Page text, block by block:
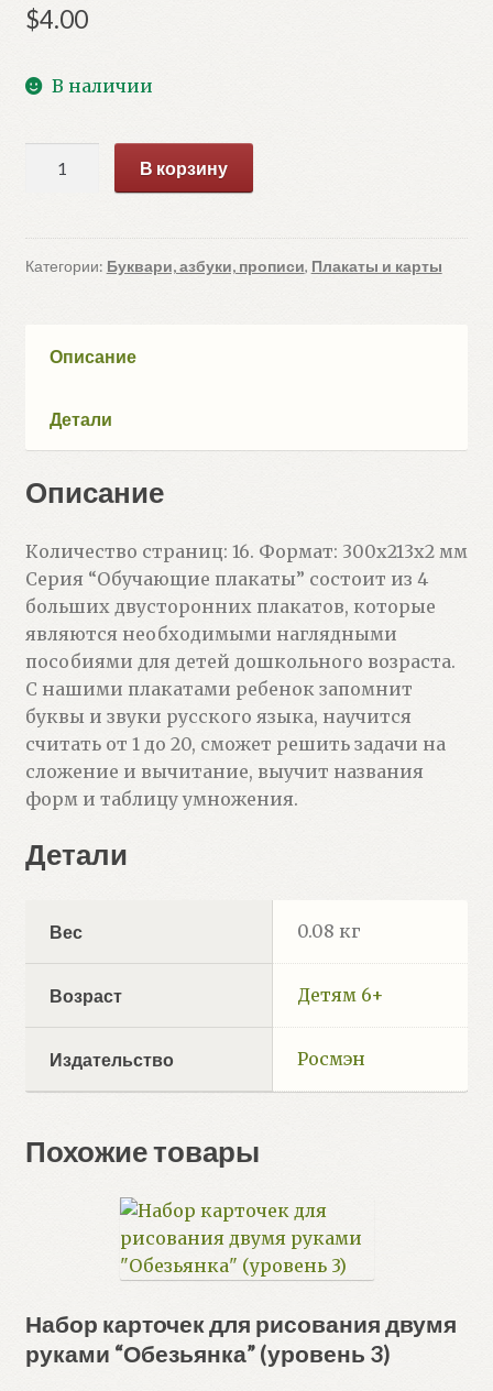
$4.00
В наличии
товара
плакаты.
Алфавит
В корзину
Категории: Буквари, азбуки, прописи, Плакаты и карты
Описание
Детали
Описание
Количество страниц: 16. Формат: 300х213х2 мм
Серия “Обучающие плакаты” состоит из 4
больших двусторонних плакатов, которые
являются необходимыми наглядными
пособиями для детей дошкольного возраста.
С нашими плакатами ребенок запомнит
буквы и звуки русского языка, научится
считать от 1 до 20, сможет решить задачи на
сложение и вычитание, выучит названия
форм и таблицу умножения.
Детали
Вес 0.08 кг
Возраст Детям 6+
Издательство Росмэн
Похожие товары
Набор карточек для рисования двумя
руками “Обезьянка” (уровень 3)